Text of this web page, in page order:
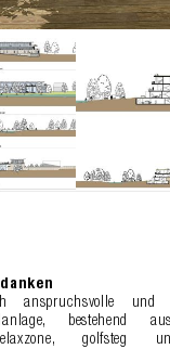
anspruchsvolle und
bestehend
golfsteg